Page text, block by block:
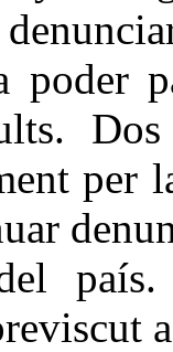
poder
per